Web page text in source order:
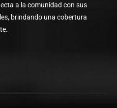
a la comunidad con sus
brindando una cobertura